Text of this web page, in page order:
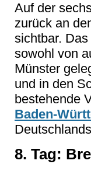
Auf der
zurück an
sichtbar.
sowohl von
Münster
und in den
bestehende
Baden-
8. Tag: